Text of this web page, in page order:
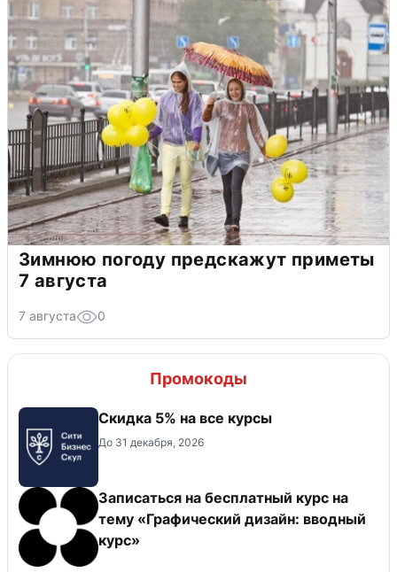
Зимнюю погоду предскажут приметы
7 августа
7 августа 0
Промокоды
Скидка 5% на все курсы
До 31 декабря, 2026
Записаться на бесплатный курс на
тему «Графический дизайн: вводный
курс»